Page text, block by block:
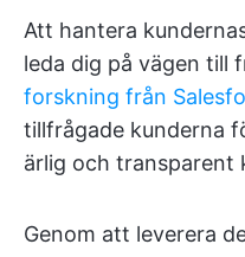
Att hantera
leda dig på vägen till
forskning från
tillfrågade kunderna
ärlig och transparent
Genom att leverera